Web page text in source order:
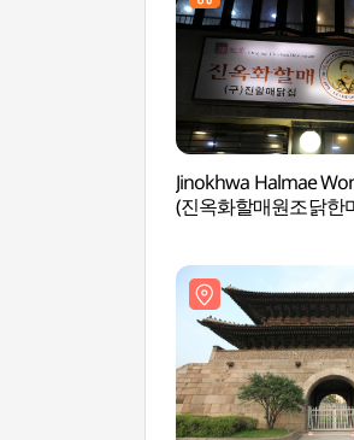
Jinokhwa Halmae
(진옥화할매원조닭한